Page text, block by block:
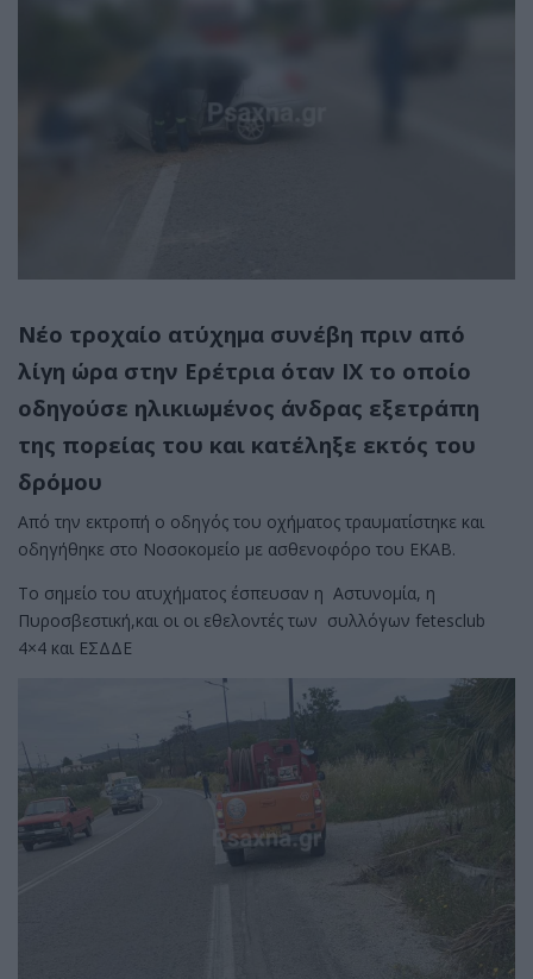
Νέο τροχαίο ατύχημα συνέβη πριν από
λίγη ώρα στην Ερέτρια όταν ΙΧ το οποίο
οδηγούσε ηλικιωμένος άνδρας εξετράπη
της πορείας του και κατέληξε εκτός του
δρόμου
Από την εκτροπή ο οδηγός του οχήματος τραυματίστηκε και
οδηγήθηκε στο Νοσοκομείο με ασθενοφόρο του ΕΚΑΒ.
Το σημείο του ατυχήματος έσπευσαν η Αστυνομία, η
Πυροσβεστική,και οι οι εθελοντές των συλλόγων fetesclub
4×4 και ΕΣΔΔΕ